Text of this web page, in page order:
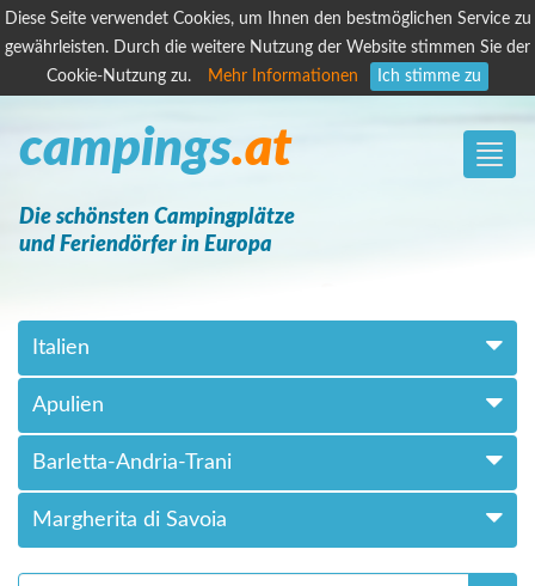
Diese Seite verwendet Cookies, um Ihnen den bestmöglichen Service zu
gewährleisten. Durch die weitere Nutzung der Website stimmen Sie der
Cookie-Nutzung zu.
Mehr Informationen Ich stimme zu
Toggle
campings.at
Die schönsten Campingplätze
und Feriendörfer in Europa
Italien
Apulien
Barletta-Andria-Trani
Margherita di Savoia